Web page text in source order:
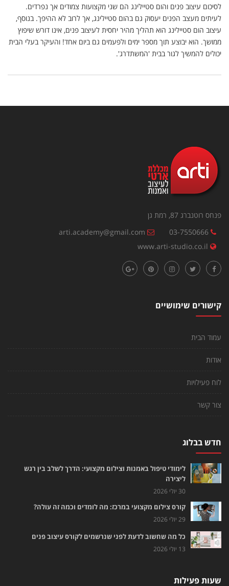
לסיכום עיצוב פנים והום סטיילינג הם שני מקצועות צמודים אך נפרדים.
לעיתים מעצב הפנים יעסוק גם בהום סטיילינג, אך לרוב לא ההיפך. בנוסף,
עיצוב הום סטיילינג הוא תהליך מהיר יחסית לעיצוב פנים, אינו דורש שיפוץ
ממושך. הוא יבוצע תוך מספר ימים ולפעמים גם ביום אחד! והעיקר בעלי הבית
יכולים להמשיך לגור בבית 'המשתדרג'.
פנחס רוטנברג 87, רמת גן
03-7550666
arti.academy@gmail.com
www.arti-studio.co.il
קישורים שימושיים
עמוד הבית
אודות
לוח פעילויות
צור קשר
חדש בבלוג
לימודי טיפול באמנות וצילום מקצועי: הדרך לשלב בין רגש
ליצירה
30 יולי 2026
קורס צילום מקצועי במרכז: מה לומדים וכמה זה עולה?
29 יולי 2026
כל מה שחשוב לדעת לפני שנרשמים לקורס עיצוב פנים
13 יולי 2026
שעות פעילות